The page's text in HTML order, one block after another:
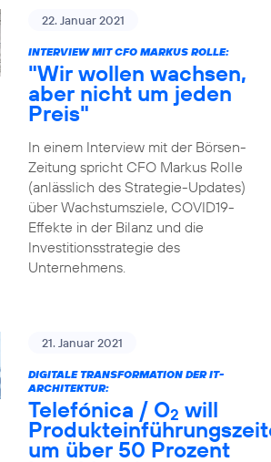
22. Januar 2021
INTERVIEW MIT CFO MARKUS ROLLE:
"Wir wollen wachsen,
aber nicht um jeden
Preis"
In einem Interview mit der Börsen-
Zeitung spricht CFO Markus Rolle
(anlässlich des Strategie-Updates)
über Wachstumsziele, COVID19-
Effekte in der Bilanz und die
Investitionsstrategie des
Unternehmens.
21. Januar 2021
DIGITALE TRANSFORMATION DER IT-
ARCHITEKTUR:
Telefónica / O2 will
um über 50 Prozent